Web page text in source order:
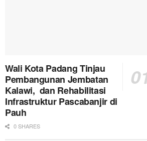
Wali Kota Padang Tinjau
Pembangunan Jembatan
Kalawi, dan Rehabilitasi
Infrastruktur Pascabanjir di
Pauh
0 SHARES